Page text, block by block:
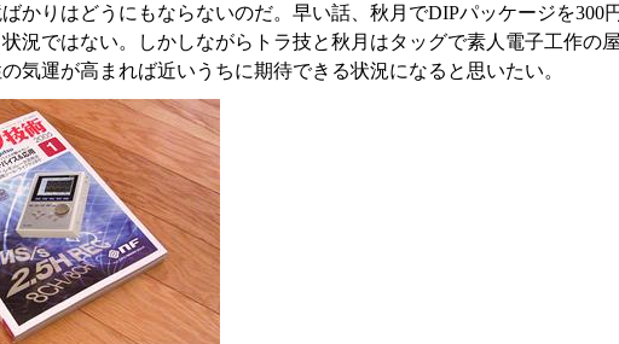
かりはどうにもならないのだ。早い話、秋月でDIPパッケージを300
況ではない。しかしながらトラ技と秋月はタッグで素人電子工作の
気運が高まれば近いうちに期待できる状況になると思いたい。